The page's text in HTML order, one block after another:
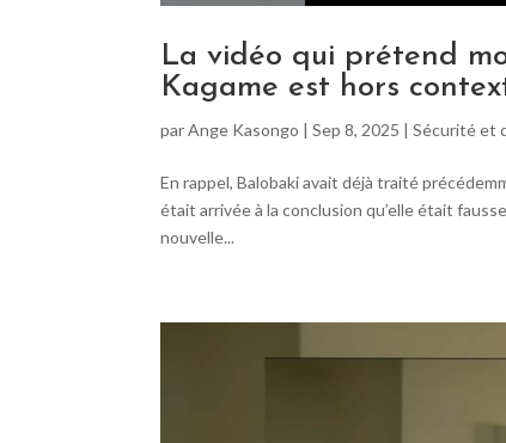
La vidéo qui prétend
Kagame est hors
parAnge Kasongo |Sep 8, 2025 |Sécurité et
En rappel, Balobaki avait déjà traité
était arrivée à la conclusion qu’elle était
nouvelle...